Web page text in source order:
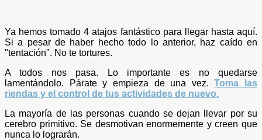
Ya hemos tomado 4 atajos fantástico para llegar hasta aquí.
Si a pesar de haber hecho todo lo anterior, haz caído en
"tentación". No te tortures.
A todos nos pasa. Lo importante es no quedarse
lamentándolo. Párate y empieza de una vez.Toma las
riendas y el control de tus actividades de nuevo.
La mayoría de las personas cuando se dejan llevar por su
cerebro primitivo. Se desmotivan enormemente y creen que
nunca lo lograrán.